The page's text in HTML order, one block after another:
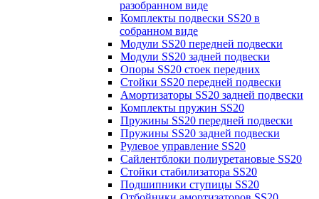
разобранном виде
Комплекты подвески SS20 в
собранном виде
Модули SS20 передней подвески
Модули SS20 задней подвески
Опоры SS20 стоек передних
Стойки SS20 передней подвески
Амортизаторы SS20 задней подвески
Комплекты пружин SS20
Пружины SS20 передней подвески
Пружины SS20 задней подвески
Рулевое управление SS20
Сайлентблоки полиуретановые SS20
Стойки стабилизатора SS20
Подшипники ступицы SS20